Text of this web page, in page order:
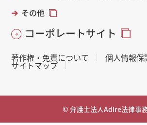
その他
コーポレートサイト
著作権・免責について 個人情報保
サイトマップ
© 弁護士法人AdIre法律事